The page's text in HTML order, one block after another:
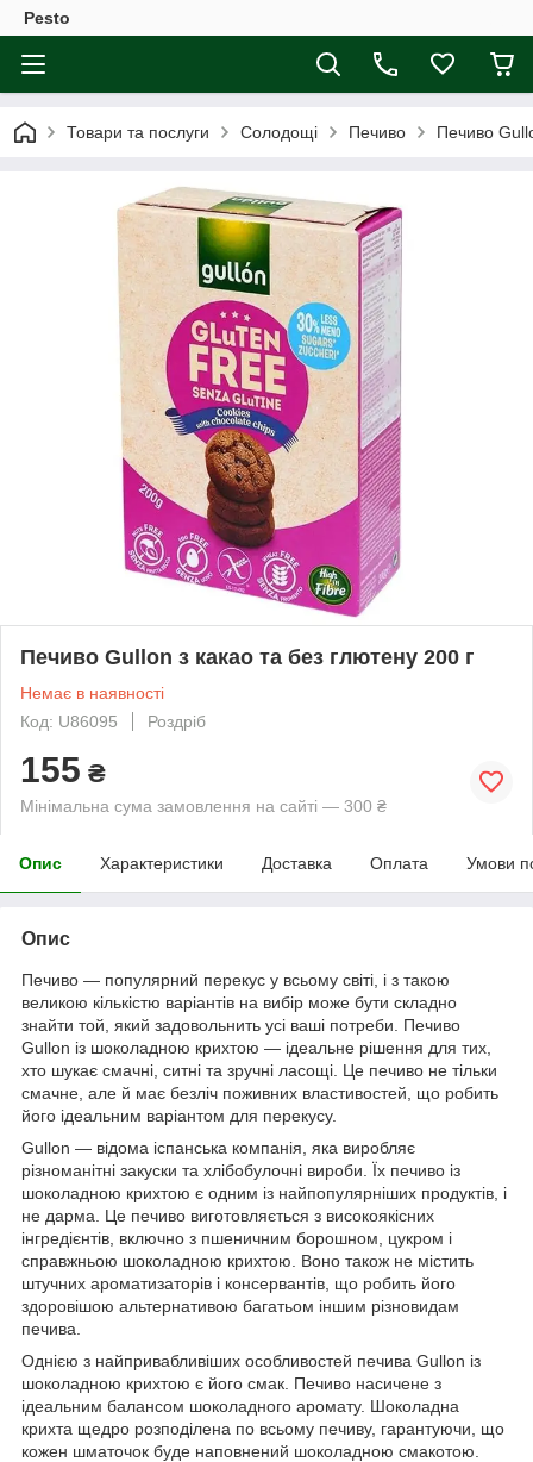
Pesto
Товари та послуги Солодощі Печиво Печиво
Печиво Gullon з какао та без глютену 200 г
Немає в наявності
Код: U86095
Роздріб
155 ₴
Мінімальна сума замовлення на сайті — 300 ₴
Опис Характеристики Доставка Оплата Умови
Опис
Печиво — популярний перекус у всьому світі, і з такою
великою кількістю варіантів на вибір може бути складно
знайти той, який задовольнить усі ваші потреби. Печиво
Gullon із шоколадною крихтою — ідеальне рішення для тих,
хто шукає смачні, ситні та зручні ласощі. Це печиво не тільки
смачне, але й має безліч поживних властивостей, що робить
його ідеальним варіантом для перекусу.
Gullon — відома іспанська компанія, яка виробляє
різноманітні закуски та хлібобулочні вироби. Їх печиво із
шоколадною крихтою є одним із найпопулярніших продуктів, і
не дарма. Це печиво виготовляється з високоякісних
інгредієнтів, включно з пшеничним борошном, цукром і
справжньою шоколадною крихтою. Воно також не містить
штучних ароматизаторів і консервантів, що робить його
здоровішою альтернативою багатьом іншим різновидам
печива.
Однією з найпривабливіших особливостей печива Gullon із
шоколадною крихтою є його смак. Печиво насичене з
ідеальним балансом шоколадного аромату. Шоколадна
крихта щедро розподілена по всьому печиву, гарантуючи, що
кожен шматочок буде наповнений шоколадною смакотою.